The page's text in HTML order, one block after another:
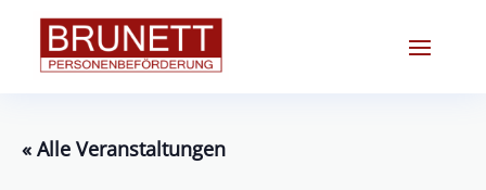
« Alle Veranstaltungen